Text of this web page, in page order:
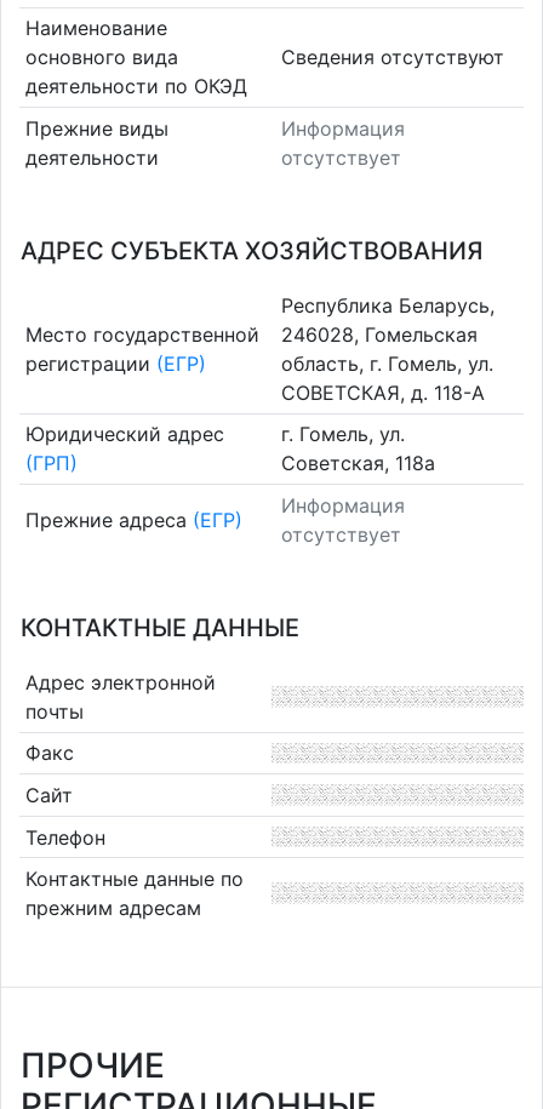
Наименование
основного вида
деятельности по ОКЭД
Cведения отсутствуют
Прежние виды
деятельности
Информация
отсутствует
АДРЕС СУБЪЕКТА ХОЗЯЙСТВОВАНИЯ
Место государственной
регистрации (ЕГР)
Республика Беларусь,
246028, Гомельская
область, г. Гомель, ул.
СОВЕТСКАЯ, д. 118-А
Юридический адрес
(ГРП)
г. Гомель, ул.
Советская, 118а
Прежние адреса (ЕГР)
Информация
отсутствует
КОНТАКТНЫЕ ДАННЫЕ
Адрес электронной
почты
Факс
Сайт
Телефон
Контактные данные по
прежним адресам
ПРОЧИЕ